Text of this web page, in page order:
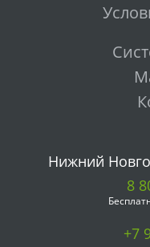
Нижний
8
+7